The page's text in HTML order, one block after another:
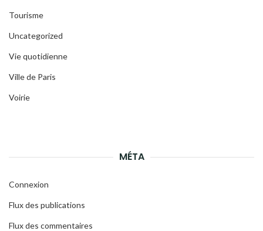
Tourisme
Uncategorized
Vie quotidienne
Ville de Paris
Voirie
MÉTA
Connexion
Flux des publications
Flux des commentaires